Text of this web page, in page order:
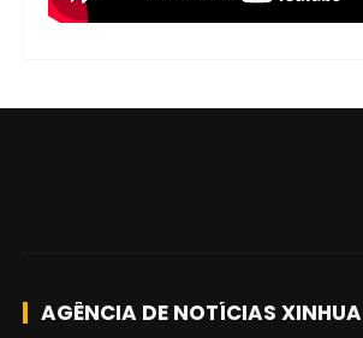
AGÊNCIA DE NOTÍCIAS XINHUA